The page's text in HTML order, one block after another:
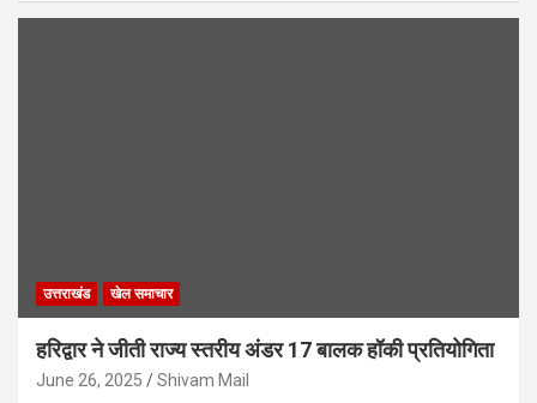
उत्तराखंड खेल समाचार
हरिद्वार ने जीती राज्य स्तरीय अंडर 17 बालक हॉकी प्रतियोगिता
June 26, 2025 Shivam Mail